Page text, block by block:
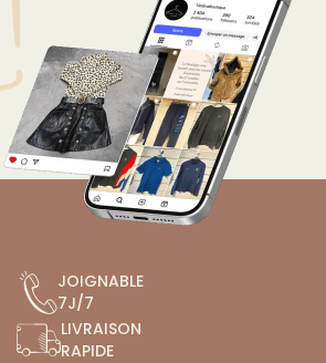
JOIGNABLE
7J/7
LIVRAISON
RAPIDE